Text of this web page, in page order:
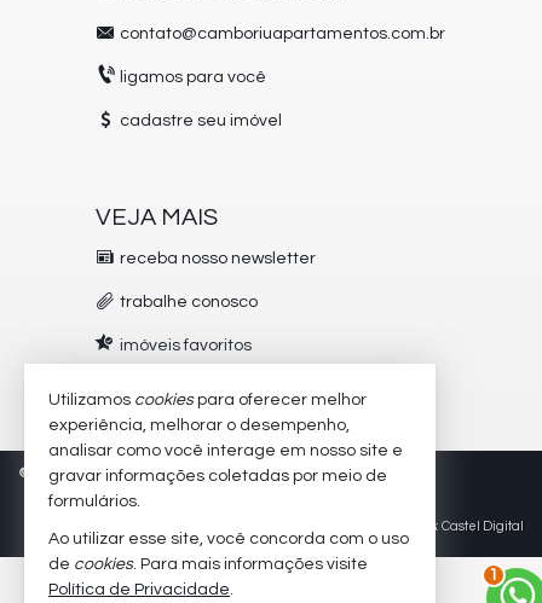
contato@camboriuapartamentos.com.br
ligamos para você
cadastre seu imóvel
VEJA MAIS
receba nosso newsletter
trabalhe conosco
imóveis favoritos
© 2026 CRECI/SC 5504-J Política de Privacidade
Site para imobiliárias: Castel Digital
2
Utilizamos cookiespara oferecer melhor
experiência, melhorar o desempenho,
analisar como você interage em nosso site e
gravar informações coletadas por meio de
formulários.
Ao utilizar esse site, você concorda com o uso
de cookies. Para mais informações visite
Política de Privacidade.